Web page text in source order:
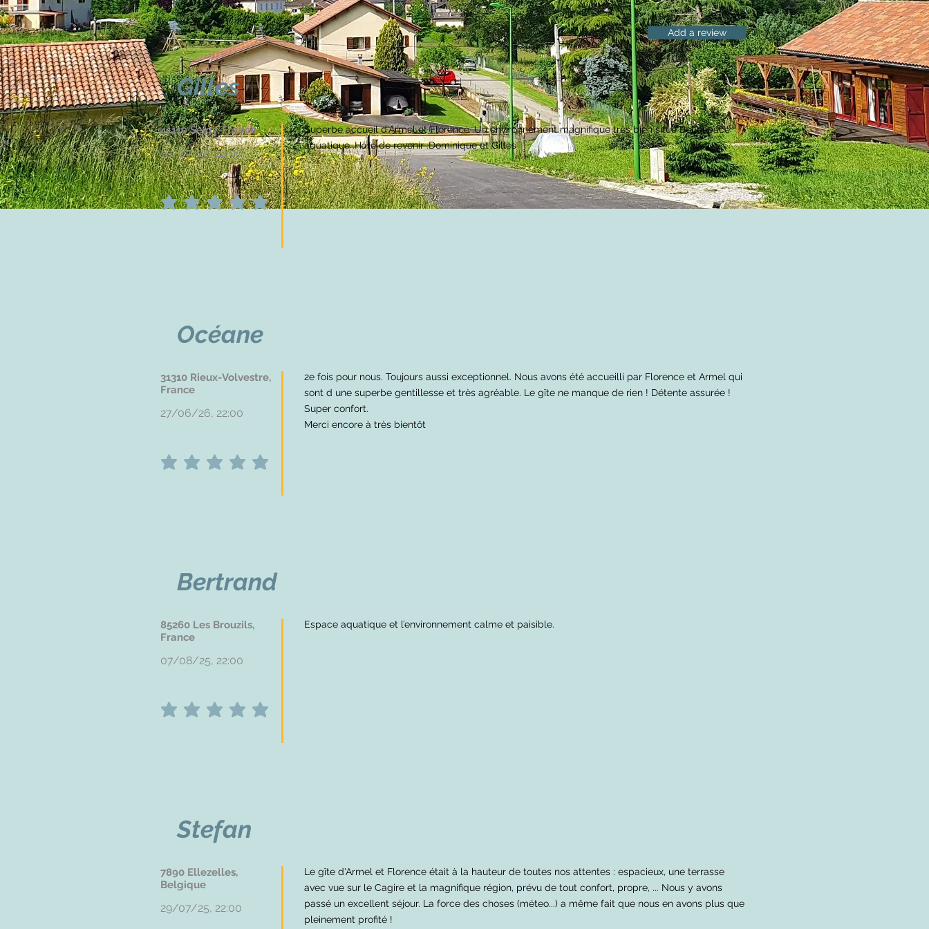
Gilles
41110 Seigy, France
10/07/26, 22:00
average rating is 5 out of 5
Superbe accueil d'Armel et Florence .Un environnement magnifique très bien situé Bel espace
aquatique .Hâte de revenir .Dominique et Gilles
Océane
31310 Rieux-Volvestre,
France
27/06/26, 22:00
average rating is 5 out of 5
2e fois pour nous. Toujours aussi exceptionnel. Nous avons été accueilli par Florence et Armel qui
sont d une superbe gentillesse et très agréable. Le gîte ne manque de rien ! Détente assurée !
Super confort.
Merci encore à très bientôt
Bertrand
85260 Les Brouzils,
France
07/08/25, 22:00
average rating is 5 out of 5
Espace aquatique et l’environnement calme et paisible.
Stefan
7890 Ellezelles,
Belgique
29/07/25, 22:00
Le gîte d'Armel et Florence était à la hauteur de toutes nos attentes : espacieux, une terrasse
avec vue sur le Cagire et la magnifique région, prévu de tout confort, propre, ... Nous y avons
passé un excellent séjour. La force des choses (méteo...) a même fait que nous en avons plus que
pleinement profité !
Add a review